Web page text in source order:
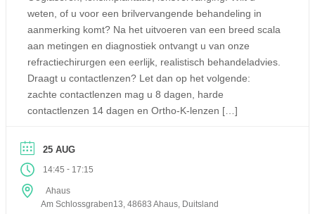
weten, of u voor een brilvervangende behandeling in
aanmerking komt? Na het uitvoeren van een breed scala
aan metingen en diagnostiek ontvangt u van onze
refractiechirurgen een eerlijk, realistisch behandeladvies.
Draagt u contactlenzen? Let dan op het volgende:
zachte contactlenzen mag u 8 dagen, harde
contactlenzen 14 dagen en Ortho-K-lenzen […]
25 AUG
14:45 - 17:15
Ahaus
Am Schlossgraben13, 48683 Ahaus, Duitsland